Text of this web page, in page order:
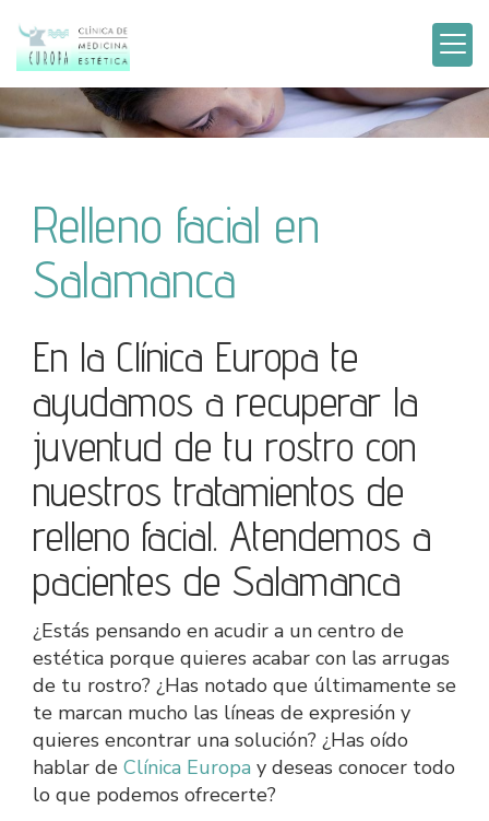
Relleno facial en
Salamanca
En la Clínica Europa te
ayudamos a recuperar la
juventud de tu rostro con
nuestros tratamientos de
relleno facial. Atendemos a
pacientes de Salamanca
¿Estás pensando en acudir a un centro de
estética porque quieres acabar con las arrugas
de tu rostro? ¿Has notado que últimamente se
te marcan mucho las líneas de expresión y
quieres encontrar una solución? ¿Has oído
hablar de Clínica Europa y deseas conocer todo
lo que podemos ofrecerte?